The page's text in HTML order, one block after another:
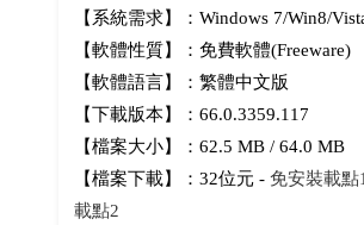
【系統需求】：Windows 7/Win8/
【軟體性質】：免費軟體(Freeware)
【軟體語言】：繁體中文版
【下載版本】：66.0.3359.117
【檔案大小】：62.5 MB / 64.0 MB
【檔案下載】：32位元 - 免安裝載點
載點2